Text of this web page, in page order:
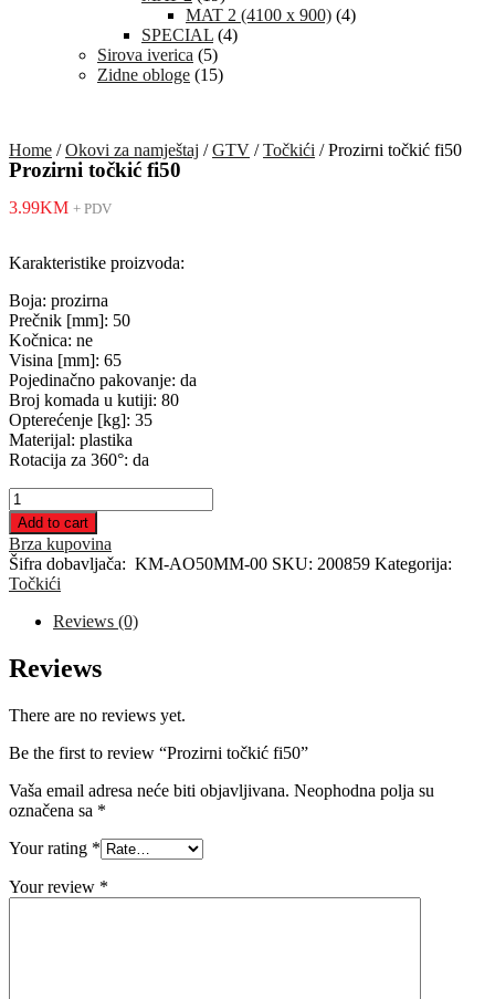
MAT 2 (4100 x 900) (4)
SPECIAL (4)
Sirova iverica (5)
Zidne obloge (15)
Home /Okovi za namještaj /GTV /Točkići / Prozirni točkić fi50
Prozirni točkić fi50
3.99KM + PDV
Karakteristike proizvoda:
Boja: prozirna
Prečnik [mm]: 50
Kočnica: ne
Visina [mm]: 65
Pojedinačno pakovanje: da
Broj komada u kutiji: 80
Opterećenje [kg]: 35
Materijal: plastika
Rotacija za 360°: da
Prozirni
točkić
fi50
quantity
Add to cart
Brza kupovina
Šifra dobavljača: KM-AO50MM-00 SKU: 200859 Kategorija:
Točkići
Reviews (0)
Reviews
There are no reviews yet.
Be the first to review “Prozirni točkić fi50”
Vaša email adresa neće biti objavljivana. Neophodna polja su
označena sa *
Your rating *
Your review *